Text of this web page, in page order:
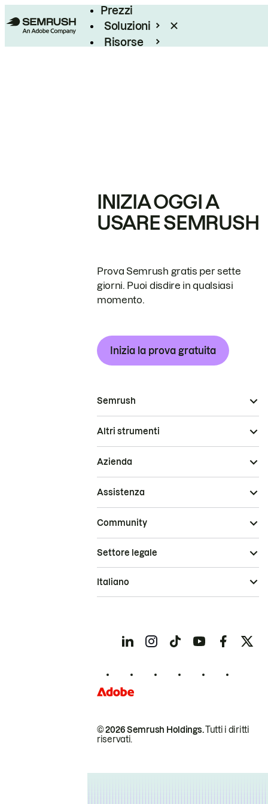
Prezzi
Soluzioni
Risorse
INIZIA OGGI A
USARE SEMRUSH
Prova Semrush gratis per sette
giorni. Puoi disdire in qualsiasi
momento.
Inizia la prova gratuita
Semrush
Altri strumenti
Azienda
Assistenza
Community
© 2026 Semrush Holdings.Tutti i diritti
riservati.
Settore legale
Italiano